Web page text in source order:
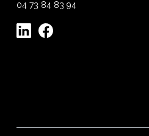
04 73 84 83 94